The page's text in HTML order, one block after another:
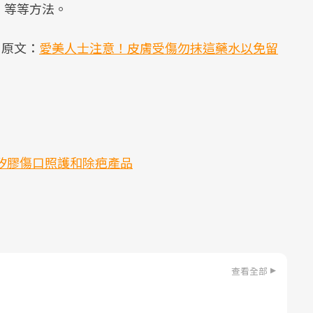
等方法。
文： 愛美人士注意！皮膚受傷勿抹這藥水以免留
膠傷口照護和除疤產品
查看全部